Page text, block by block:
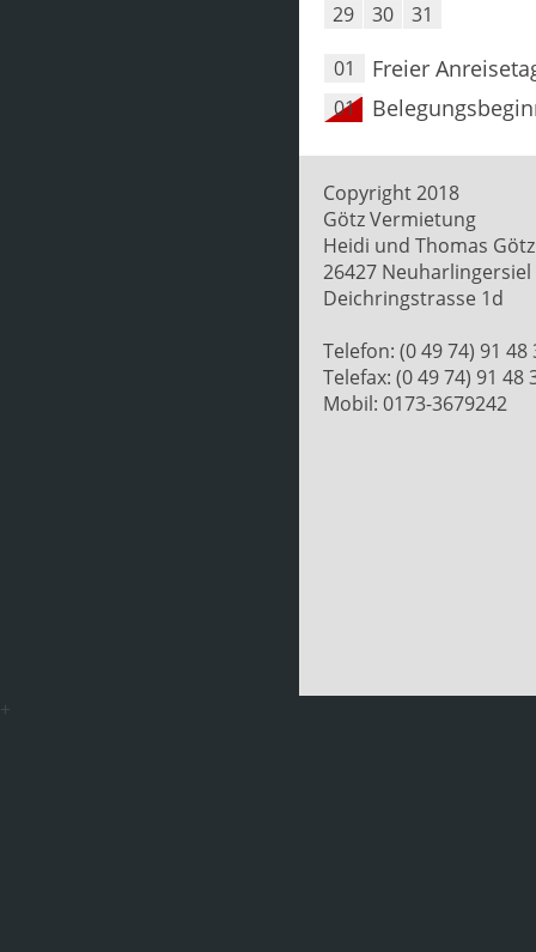
29
30 31
01 Freier
01
Copyright 2018
Götz Vermietung
Heidi und Thomas Götz
26427 Neuharlingersiel
Deichringstrasse 1d
Telefon: (0 49 74) 91 48
Telefax: (0 49 74) 91 48
Mobil: 0173-3679242
+